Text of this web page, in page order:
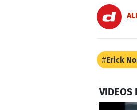
Erick
VIDEOS